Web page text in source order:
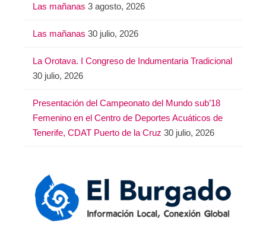
Las mañanas 3 agosto, 2026
Las mañanas 30 julio, 2026
La Orotava. I Congreso de Indumentaria Tradicional
30 julio, 2026
Presentación del Campeonato del Mundo sub’18
Femenino en el Centro de Deportes Acuáticos de
Tenerife, CDAT Puerto de la Cruz 30 julio, 2026